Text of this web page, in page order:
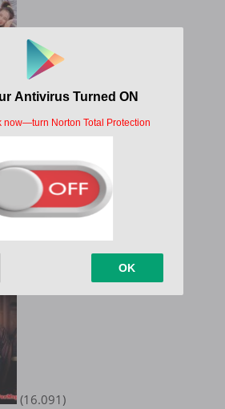
(18.159)
(17.024)
(16.539)
(16.091)